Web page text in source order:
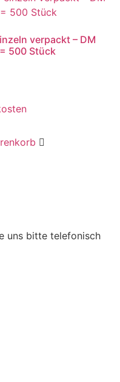
verpackt – DM
500 Stück
uns bitte telefonisch